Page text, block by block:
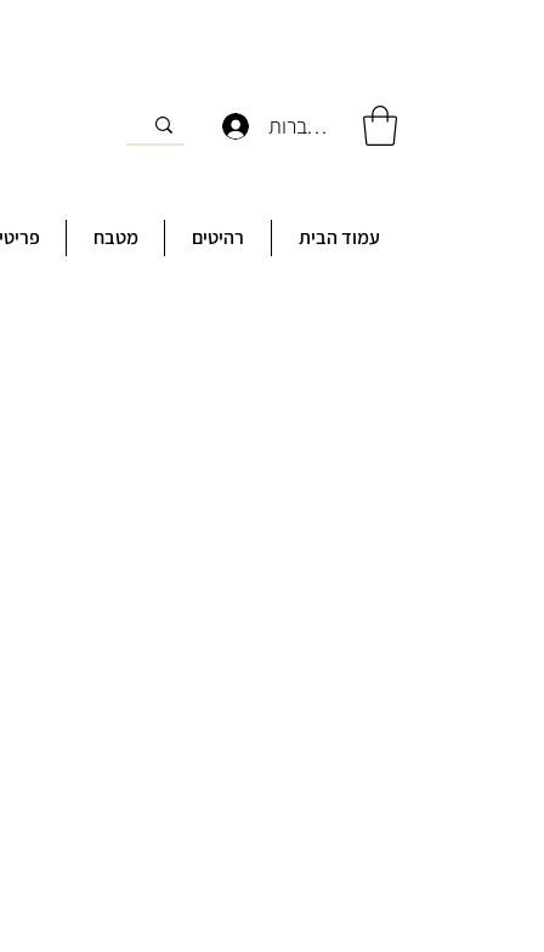
להתחברות
עמוד הבית רהיטים מטבח